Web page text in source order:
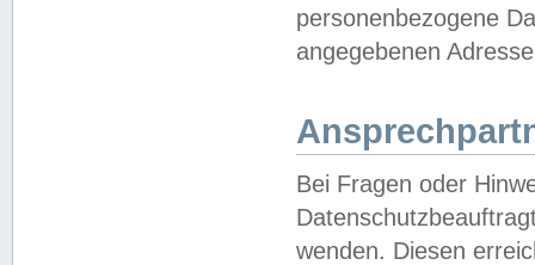
personenbezogene
angegebenen
Bei Fragen oder
wenden. Diesen